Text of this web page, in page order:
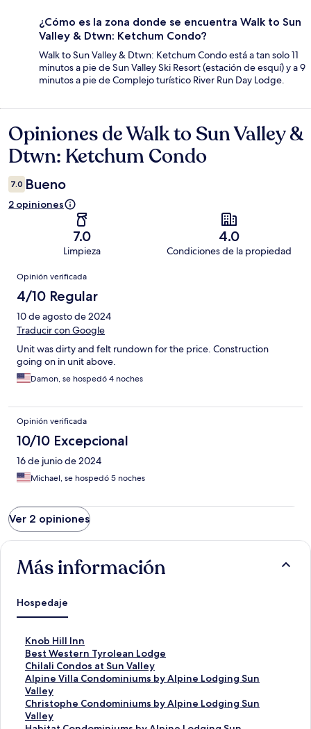
¿Cómo es la zona donde se encuentra Walk to Sun
Valley & Dtwn: Ketchum Condo?
Walk to Sun Valley & Dtwn: Ketchum Condo está a tan solo 11
minutos a pie de Sun Valley Ski Resort (estación de esquí) y a 9
minutos a pie de Complejo turístico River Run Day Lodge.
Opiniones
Opiniones de Walk to Sun Valley &
Dtwn: Ketchum Condo
7.0 Bueno
2 opiniones
7.0
Limpieza
4.0
Condiciones de la propiedad
Opiniones
Opinión verificada
4/10 Regular
10 de agosto de 2024
Traducir con Google
Unit was dirty and felt rundown for the price. Construction
going on in unit above.
Damon, se hospedó 4 noches
Opinión verificada
10/10 Excepcional
16 de junio de 2024
Michael, se hospedó 5 noches
Ver 2 opiniones
Más información
Hospedaje
Knob Hill Inn
E
n
l
a
c
e
p
Best Western Tyrolean Lodge
E
n
l
a
c
e
Chilali Condos at Sun Valley
E
n
l
a
c
Alpine Villa Condominiums by Alpine Lodging Sun
Valley
E
n
l
a
Christophe Condominiums by Alpine Lodging Sun
Valley
E
n